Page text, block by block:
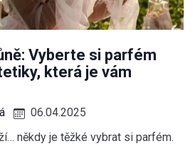
Vyberte si parfém
která je vám
06.04.2025
někdy je těžké vybrat si parfém.